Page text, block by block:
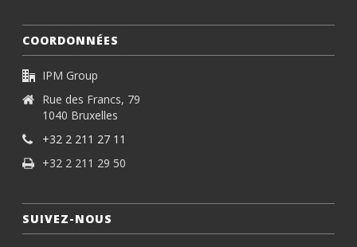
COORDONNÉES
IPM Group
Rue des Francs, 79
1040 Bruxelles
+32 2 211 27 11
+32 2 211 29 50
SUIVEZ-NOUS